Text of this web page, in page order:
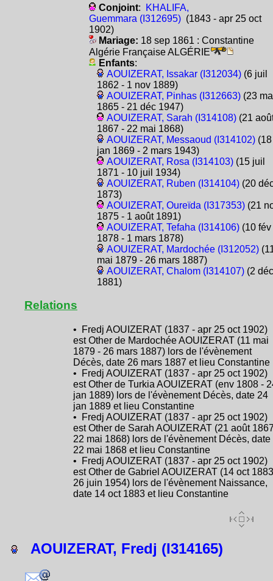
Conjoint:
KHALIFA,
Guemmara (I312695)(1843 - apr 25 oct
1902)
Mariage: 18 sep 1861 : Constantine
Algérie Française ALGÉRIE
Enfants:
AOUIZERAT, Issakar (I312034)(6 juil
1862 - 1 nov 1889)
AOUIZERAT, Pinhas (I312663)(23
1865 - 21 déc 1947)
AOUIZERAT, Sarah (I314108)(21
1867 - 22 mai 1868)
AOUIZERAT, Messaoud (I314102)(18
jan 1869 - 2 mars 1943)
AOUIZERAT, Rosa (I314103)(15 juil
1871 - 10 juil 1934)
AOUIZERAT, Ruben (I314104)(20
1873)
AOUIZERAT, Oureïda (I317353)(21
1875 - 1 août 1891)
AOUIZERAT, Tefaha (I314106)(10 fév
1878 - 1 mars 1878)
AOUIZERAT, Mardochée (I312052)
mai 1879 - 26 mars 1887)
AOUIZERAT, Chalom (I314107)(2 déc
1881)
Relations
• Fredj AOUIZERAT (1837 - apr 25 oct 1902)
est Other de Mardochée AOUIZERAT (11 mai
1879 - 26 mars 1887) lors de l'évènement
Décès, date 26 mars 1887 et lieu Constantine
• Fredj AOUIZERAT (1837 - apr 25 oct 1902)
est Other de Turkia AOUIZERAT (env 1808 -
jan 1889) lors de l'évènement Décès, date 24
jan 1889 et lieu Constantine
• Fredj AOUIZERAT (1837 - apr 25 oct 1902)
est Other de Sarah AOUIZERAT (21 août
22 mai 1868) lors de l'évènement Décès, date
22 mai 1868 et lieu Constantine
• Fredj AOUIZERAT (1837 - apr 25 oct 1902)
est Other de Gabriel AOUIZERAT (14 oct
26 juin 1954) lors de l'évènement Naissance,
date 14 oct 1883 et lieu Constantine
AOUIZERAT, Fredj (I314165)